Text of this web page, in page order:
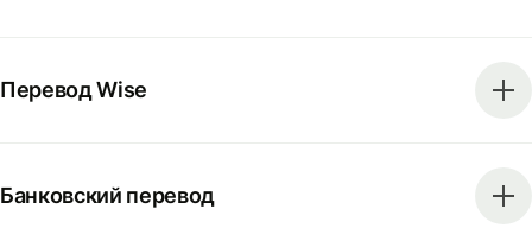
Перевод Wise
Банковский перевод